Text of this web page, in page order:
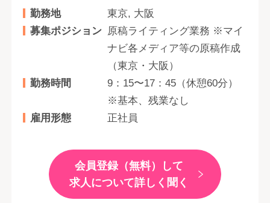
勤務地
東京, 大阪
募集ポジション 原稿ライティング業務 ※マイ
ナビ各メディア等の原稿作成
（東京・大阪）
勤務時間
9：15〜17：45（休憩60分）
※基本、残業なし
雇用形態
正社員
会員登録（無料）して
求人について詳しく聞く